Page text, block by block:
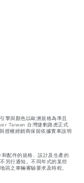
擎與顏色以歐洲規格為準且
Taiwan 台灣捷豹路虎正式
授權經銷商保留依據實車說明
配件的規格、設計及生產的
另行通知。不同年式的某些
之車輛審驗要求及時程。